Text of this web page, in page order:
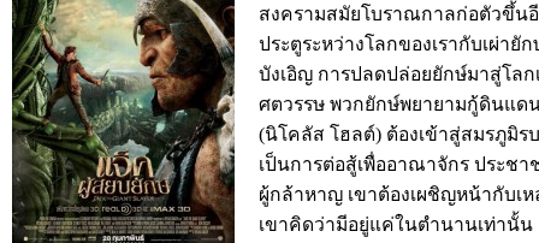
สงครามสมัยโบราณกาลก่อตัวขึ้น
ประตูระหว่างโลกของเรากับเผ่า
บังเอิญ การปลดปล่อยยักษ์มาสู่โล
ศตวรรษ พวกยักษ์พยายามกู้ดินแด
(นิโคลัส โฮลต์) ต้องเข้าสู่สมรภูมิร
เป็นการต่อสู้เพื่ออาณาจักร ประช
ผู้กล้าหาญ เขาต้องเผชิญหน้ากับเ
เขาคิดว่ามีอยู่แค่ในตำนานเท่านั้น